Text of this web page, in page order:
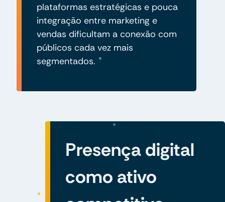
plataformas estratégicas e pouca
integração entre marketing e
vendas dificultam a conexão com
públicos cada vez mais
segmentados.
Presença digital
como ativo